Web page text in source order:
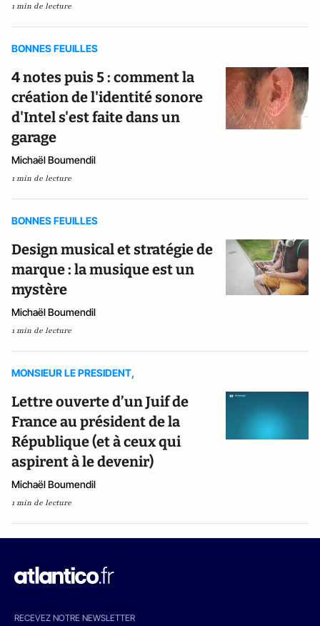
1 min de lecture
BONNES FEUILLES
4 notes puis 5 : comment la
création de l'identité sonore
d'Intel s'est faite dans un
garage
Michaël Boumendil
1 min de lecture
BONNES FEUILLES
Design musical et stratégie de
marque : la musique est un
mystère
Michaël Boumendil
1 min de lecture
MONSIEUR LE PRESIDENT,
Lettre ouverte d’un Juif de
France au président de la
République (et à ceux qui
aspirent à le devenir)
Michaël Boumendil
1 min de lecture
RECEVEZ NOTRE NEWSLETTER